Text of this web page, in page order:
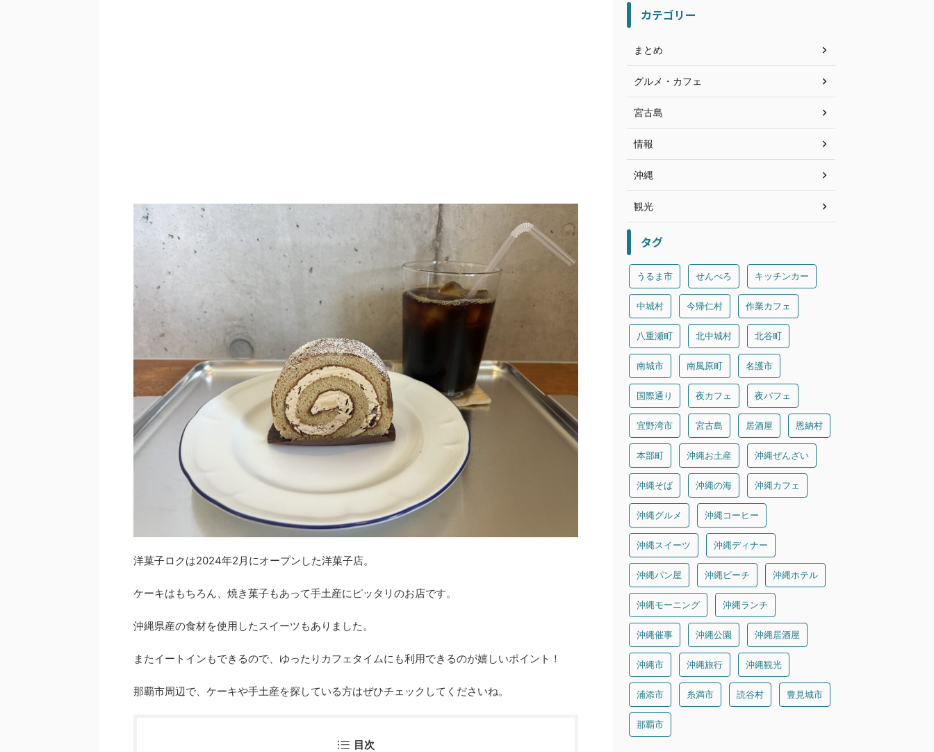
洋菓子ロクは2024年2月にオープンした洋菓子店。
ケーキはもちろん、焼き菓子もあって手土産にピッタリのお店です。
沖縄県産の食材を使用したスイーツもありました。
またイートインもできるので、ゆったりカフェタイムにも利用できるのが嬉しいポイント！
那覇市周辺で、ケーキや手土産を探している方はぜひチェックしてくださいね。
目次
カテゴリー
まとめ
グルメ・カフェ
宮古島
情報
沖縄
観光
タグ
うるま市 せんべろ キッチンカー
中城村 今帰仁村 作業カフェ
八重瀬町 北中城村 北谷町
南城市 南風原町 名護市
国際通り 夜カフェ 夜パフェ
宜野湾市 宮古島 居酒屋 恩納村
本部町 沖縄お土産 沖縄ぜんざい
沖縄そば 沖縄の海 沖縄カフェ
沖縄グルメ 沖縄コーヒー
沖縄スイーツ 沖縄ディナー
沖縄パン屋 沖縄ビーチ 沖縄ホテル
沖縄モーニング 沖縄ランチ
沖縄催事 沖縄公園 沖縄居酒屋
沖縄市 沖縄旅行 沖縄観光
浦添市 糸満市 読谷村 豊見城市
那覇市